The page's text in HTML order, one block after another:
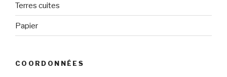
Terres cuites
Papier
COORDONNÉES